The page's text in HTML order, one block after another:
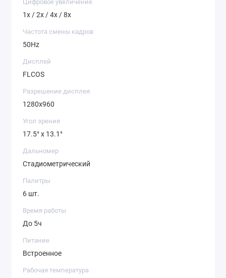
Цифровое увеличение
1x / 2x / 4x / 8x
Частота смены кадров
50Hz
Дисплей
FLCOS
Разрешение дисплея
1280x960
Угол зрения
17.5° x 13.1°
Дальномер
Стадиометрический
Палитры
6 шт.
Время работы
До 5ч
Питание
Встроенное
Рабочая температура